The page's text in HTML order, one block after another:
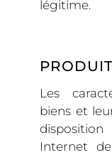
légitime.
Les
biens et
Internet